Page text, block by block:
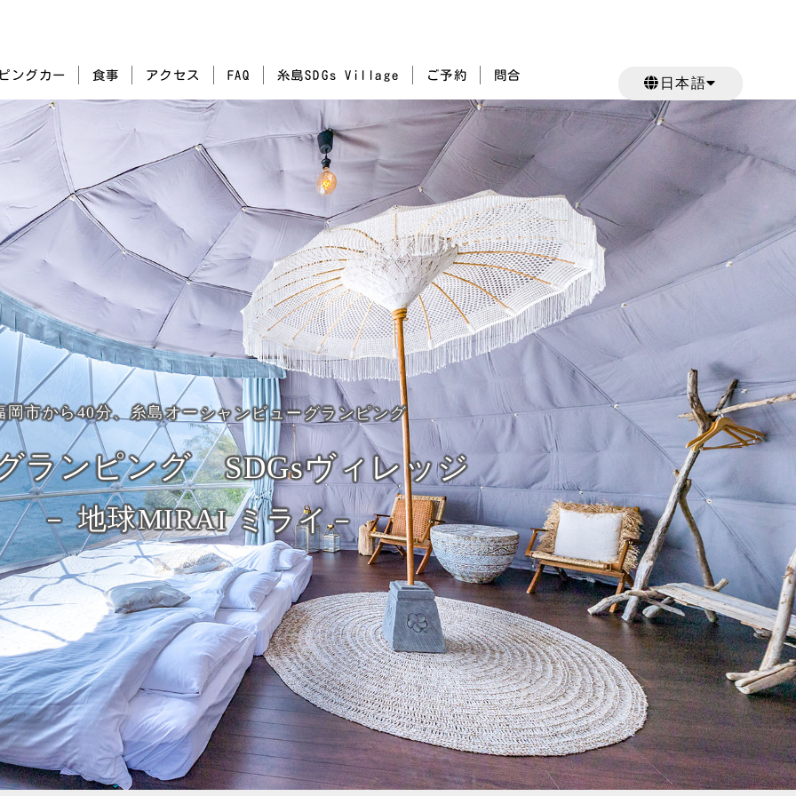
日本語
English
繁體中文
日本語
English
繁體中文
ングカー 食事 アクセス FAQ 糸島SDGs Village ご予約 問合
日本語
English
한국어
繁體中文
岡市から40分、糸島オーシャンビューグランピング
ランピング SDGsヴィレッジ
－ 地球MIRAI ミライ－